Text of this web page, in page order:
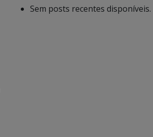
Sem posts recentes disponíveis.